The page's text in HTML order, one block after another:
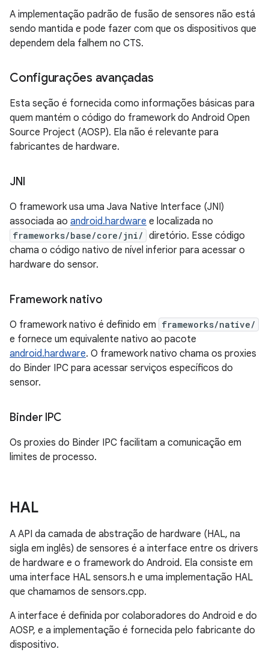
A implementação padrão de fusão de sensores não está
sendo mantida e pode fazer com que os dispositivos que
dependem dela falhem no CTS.
Configurações avançadas
Esta seção é fornecida como informações básicas para
quem mantém o código do framework do Android Open
Source Project (AOSP). Ela não é relevante para
fabricantes de hardware.
JNI
O framework usa uma Java Native Interface (JNI)
associada ao android.hardware e localizada no
frameworks/base/core/jni/ diretório. Esse código
chama o código nativo de nível inferior para acessar o
hardware do sensor.
Framework nativo
O framework nativo é definido em frameworks/native/
e fornece um equivalente nativo ao pacote
android.hardware. O framework nativo chama os proxies
do Binder IPC para acessar serviços específicos do
sensor.
Binder IPC
Os proxies do Binder IPC facilitam a comunicação em
limites de processo.
HAL
A API da camada de abstração de hardware (HAL, na
sigla em inglês) de sensores é a interface entre os drivers
de hardware e o framework do Android. Ela consiste em
uma interface HAL sensors.h e uma implementação HAL
que chamamos de sensors.cpp.
A interface é definida por colaboradores do Android e do
AOSP, e a implementação é fornecida pelo fabricante do
dispositivo.